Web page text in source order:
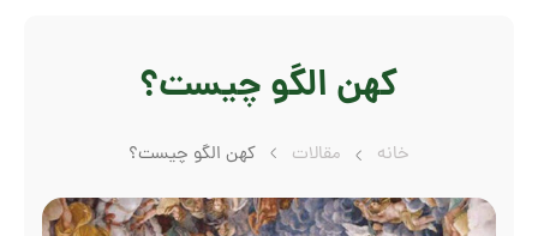
کهن الگو چیست؟
خانه مقالات کهن الگو چیست؟